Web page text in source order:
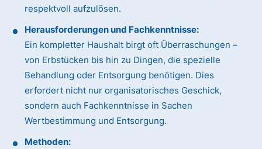
respektvoll aufzulösen.
Herausforderungen und Fachkenntnisse:
Ein kompletter Haushalt birgt oft Überraschungen –
von Erbstücken bis hin zu Dingen, die spezielle
Behandlung oder Entsorgung benötigen. Dies
erfordert nicht nur organisatorisches Geschick,
sondern auch Fachkenntnisse in Sachen
Wertbestimmung und Entsorgung.
Methoden: